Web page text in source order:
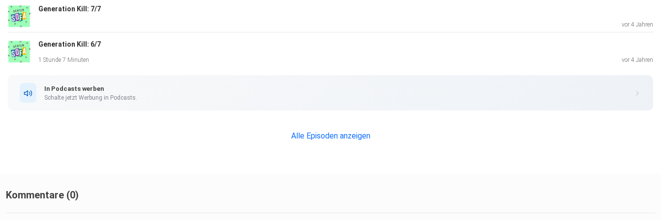
Generation Kill: 7/7
vor 4 Jahren
Generation Kill: 6/7
1 Stunde 7 Minuten vor 4 Jahren
In Podcasts werben
Schalte jetzt Werbung in Podcasts.
Alle Episoden anzeigen
Kommentare (0)